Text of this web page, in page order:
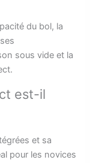
du bol, la
sous vide et la
est-il
et sa
pour les novices